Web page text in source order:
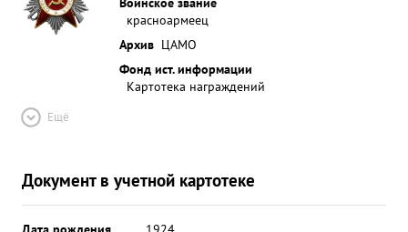
красноармеец
Архив ЦАМО
Фонд ист. информации
Картотека награждений
Ещё
Документ в учетной картотеке